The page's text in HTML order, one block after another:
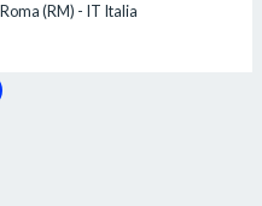
(RM) - IT Italia